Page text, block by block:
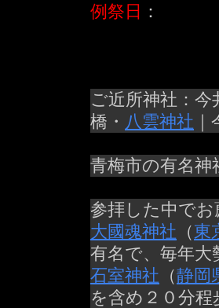
例祭日 ：
ご近所神社：今
橋・ 八雲神社 ｜
青梅市の有名神
参拝した中でお
大國魂神社 （東
有名で、毎年
石室神社 （静岡
を含め２０分